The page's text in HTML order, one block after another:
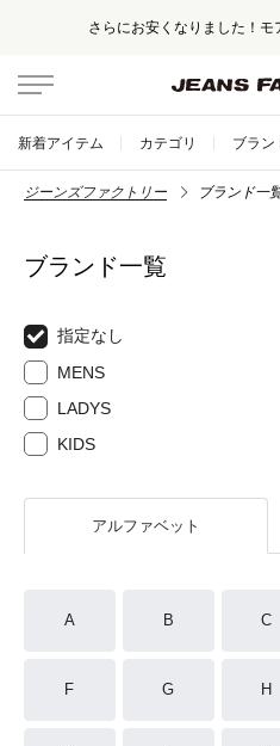
さらにお安くなりました！モ
新着アイテム カテゴリ ブラン
ジーンズファクトリー ブランド一
ブランド一覧
指定なし
MENS
LADYS
KIDS
アルファベット
A B C
F G H